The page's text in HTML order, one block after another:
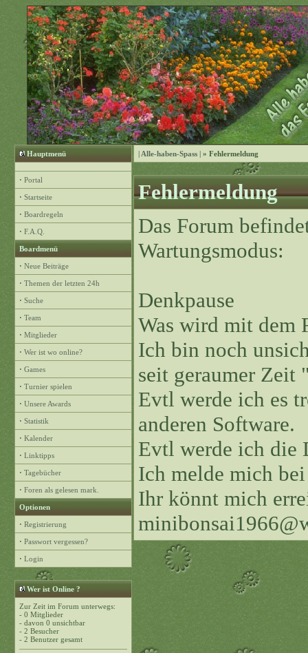
Hauptmenü
· Portal
· Startseite
· Boardregeln
· F.A.Q.
Boardmenü
· Neue Beiträge
· Themen der letzten 24h
· Suche
· Team
· Mitglieder
· Wer ist wo online?
· Games
· Turnier spielen
· Unsere Awards
· Statistik
· Kalender
· Linktipps
· Tagebücher
· Foren als gelesen mark.
Optionen
· Registrierung
· Passwort vergessen?
· Login
Wer ist Online ?
Zur Zeit im Forum unterwegs:
- 0 Mitglieder
- davon 0 unsichtbar
- 2 Besucher
- 2 Benutzer gesamt
| Alle-haben-Spass | » Fehlermeldung
Fehlermeldung
Das Forum
Wartungsmodus:
Denkpause
Was wird mit dem
Ich bin noch
seit geraumer Zeit
Evtl werde ich es
anderen Software.
Evtl werde ich die
Ich melde mich
Ihr könnt mich